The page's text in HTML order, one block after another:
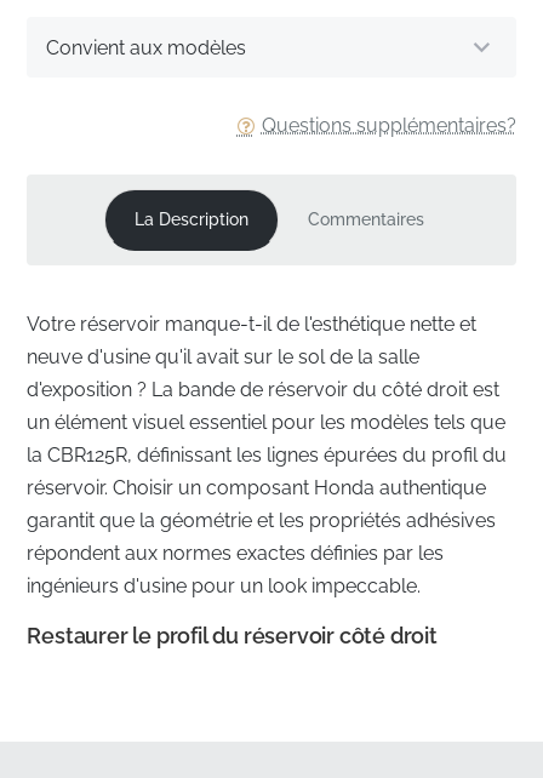
Questions supplémentaires?
Convient aux modèles
La Description Commentaires
Votre réservoir manque-t-il de l'esthétique nette et
neuve d'usine qu'il avait sur le sol de la salle
d'exposition ? La bande de réservoir du côté droit est
un élément visuel essentiel pour les modèles tels que
la CBR125R, définissant les lignes épurées du profil du
réservoir. Choisir un composant Honda authentique
garantit que la géométrie et les propriétés adhésives
répondent aux normes exactes définies par les
ingénieurs d'usine pour un look impeccable.
Restaurer le profil du réservoir côté droit